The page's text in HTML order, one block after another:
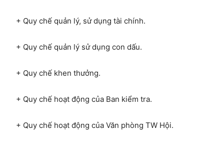
+ Quy chế quản lý, sử dụng tài chính.
+ Quy chế quản lý sử dụng con dấu.
+ Quy chế khen thưởng.
+ Quy chế hoạt động của Ban kiểm tra.
+ Quy chế hoạt động của Văn phòng TW Hội.